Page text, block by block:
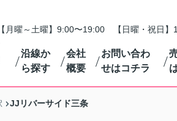
月曜～土曜】9:00〜19:00 【日曜・祝日
沿線か
ら探す
会社
概要
お問い合わ
せはコチラ
JJリバーサイド三条